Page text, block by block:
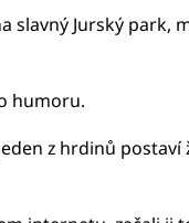
slavný Jurský park,
humoru.
z hrdinů postaví